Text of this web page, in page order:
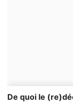
De quoi le